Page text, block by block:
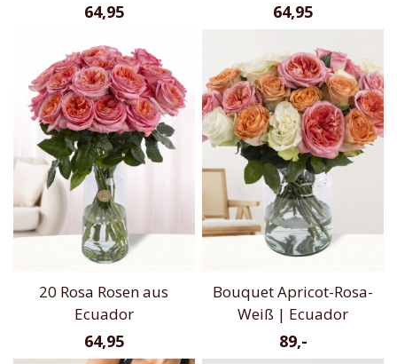
64,95 64,95
20 Rosa Rosen aus
Ecuador
64,95
Bouquet Apricot-Rosa-
Weiß | Ecuador
89,-